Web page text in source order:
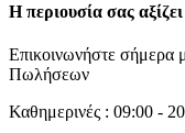
Η περιουσία σας
Επικοινωνήστε σήμερα
Πωλήσεων
Καθημερινές : 09:00 -